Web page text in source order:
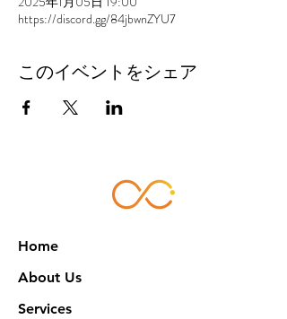
https://discord.gg/84jbwnZYU7
このイベントをシェア
Home
About Us
Services